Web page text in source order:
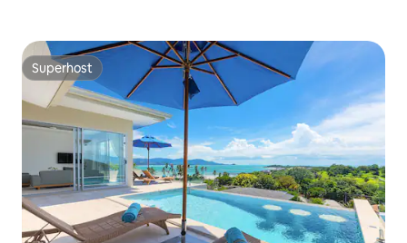
Superhost
Superhost